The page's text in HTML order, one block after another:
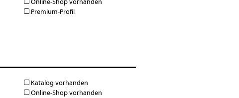
Online-Shop vorhanden
Premium-Profil
Katalog vorhanden
Online-Shop vorhanden